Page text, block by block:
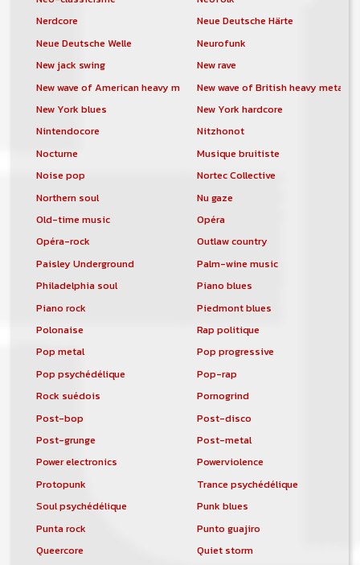
Nerdcore
Neue Deutsche Härte
Neue Deutsche Welle
Neurofunk
New jack swing
New rave
New wave of American heavy metalNew wave of British heavy metal
New York blues
New York hardcore
Nintendocore
Nitzhonot
Nocturne
Musique bruitiste
Noise pop
Nortec Collective
Northern soul
Nu gaze
Old-time music
Opéra
Opéra-rock
Outlaw country
Paisley Underground
Palm-wine music
Philadelphia soul
Piano blues
Piano rock
Piedmont blues
Polonaise
Rap politique
Pop metal
Pop progressive
Pop psychédélique
Pop-rap
Rock suédois
Pornogrind
Post-bop
Post-disco
Post-grunge
Post-metal
Power electronics
Powerviolence
Protopunk
Trance psychédélique
Soul psychédélique
Punk blues
Punta rock
Punto guajiro
Queercore
Quiet storm